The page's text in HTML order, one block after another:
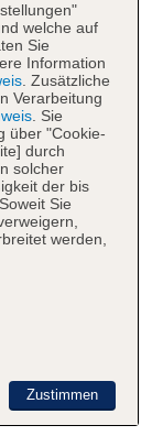
TV-Bereich
Süßwasser,
Hotel
Anfrage
welche auf
Sie
Information
. Zusätzliche
Verarbeitung
. Sie
über "Cookie-
durch
solcher
der bis
Sie
werden,
Zustimmen